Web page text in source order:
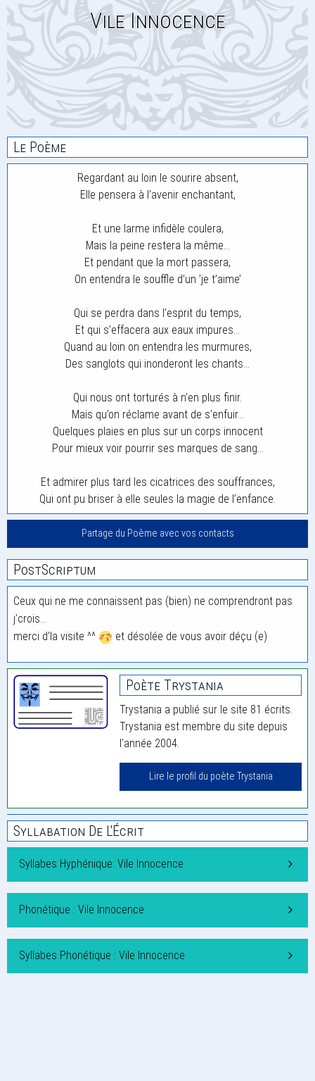
Vile Innocence
Le Poème
Regardant au loin le sourire absent,
Elle pensera à l’avenir enchantant,
Et une larme infidèle coulera,
Mais la peine restera la même…
Et pendant que la mort passera,
On entendra le souffle d’un ’je t’aime’
Qui se perdra dans l’esprit du temps,
Et qui s’effacera aux eaux impures…
Quand au loin on entendra les murmures,
Des sanglots qui inonderont les chants…
Qui nous ont torturés à n’en plus finir.
Mais qu’on réclame avant de s’enfuir…
Quelques plaies en plus sur un corps innocent
Pour mieux voir pourrir ses marques de sang…
Et admirer plus tard les cicatrices des souffrances,
Qui ont pu briser à elle seules la magie de l’enfance.
Partage du Poème avec vos contacts
PostScriptum
Ceux qui ne me connaissent pas (bien) ne comprendront pas
j’crois…
merci d’la visite ^^
et désolée de vous avoir déçu (e)
Poète Trystania
Trystania a publié sur le site 81 écrits.
Trystania est membre du site depuis
l'année 2004.
Lire le profil du poète Trystania
Syllabation De L'Écrit
Syllabes Hyphénique: Vile Innocence
Phonétique : Vile Innocence
Syllabes Phonétique : Vile Innocence